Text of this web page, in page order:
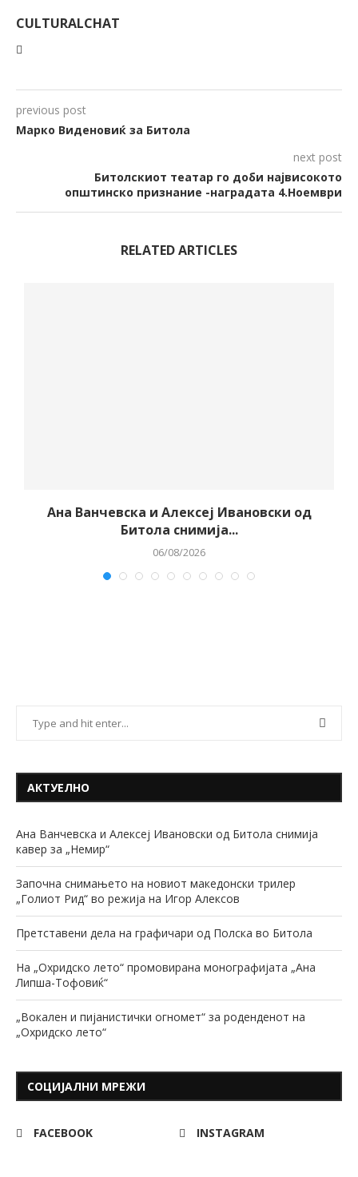
CULTURALCHAT
previous post
Марко Виденовиќ за Битола
next post
Битолскиот театар го доби највисокото
општинско признание -наградата 4.Ноември
RELATED ARTICLES
Ана Ванчевска и Алексеј Ивановски од
Битола снимија...
06/08/2026
АКТУЕЛНО
Ана Ванчевска и Алексеј Ивановски од Битола снимија
кавер за „Немир“
Започна снимањето на новиот македонски трилер
„Голиот Рид“ во режија на Игор Алексов
Претставени дела на графичари од Полска во Битола
На „Охридско лето“ промовирана монографијата „Ана
Липша-Тофовиќ“
„Вокален и пијанистички огномет“ за роденденот на
„Охридско лето“
СОЦИЈАЛНИ МРЕЖИ
FACEBOOK INSTAGRAM